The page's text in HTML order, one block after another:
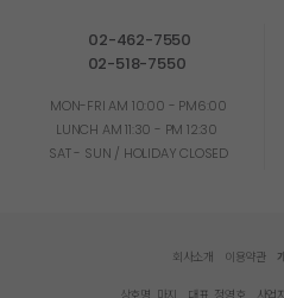
02-462-7550
02-518-7550
MON-FRI AM 10:00 - PM6:00
LUNCH AM 11:30 - PM 12:30
SAT - SUN / HOLIDAY CLOSED
회사소개 이용약관